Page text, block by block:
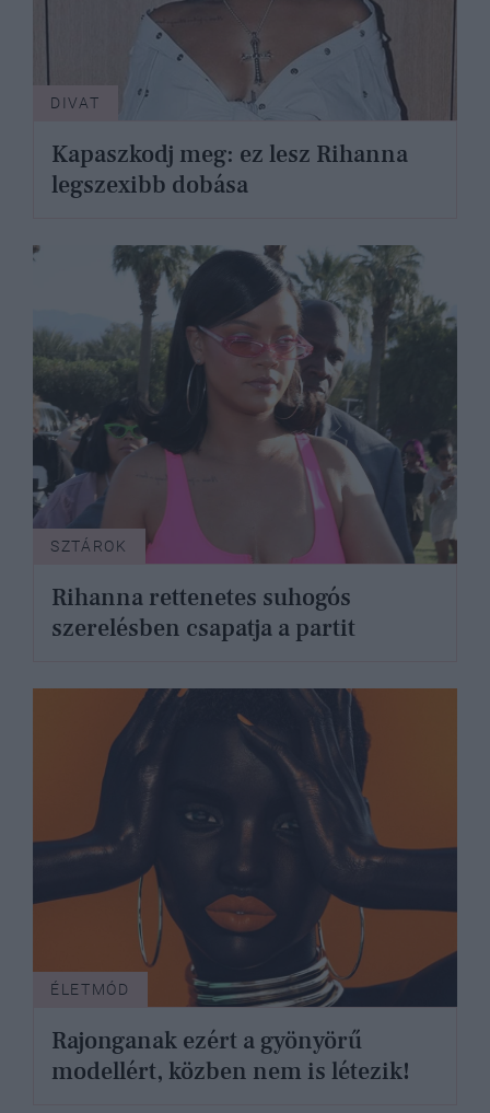
DIVAT
Kapaszkodj meg: ez lesz Rihanna
legszexibb dobása
SZTÁROK
Rihanna rettenetes suhogós
szerelésben csapatja a partit
ÉLETMÓD
Rajonganak ezért a gyönyörű
modellért, közben nem is létezik!